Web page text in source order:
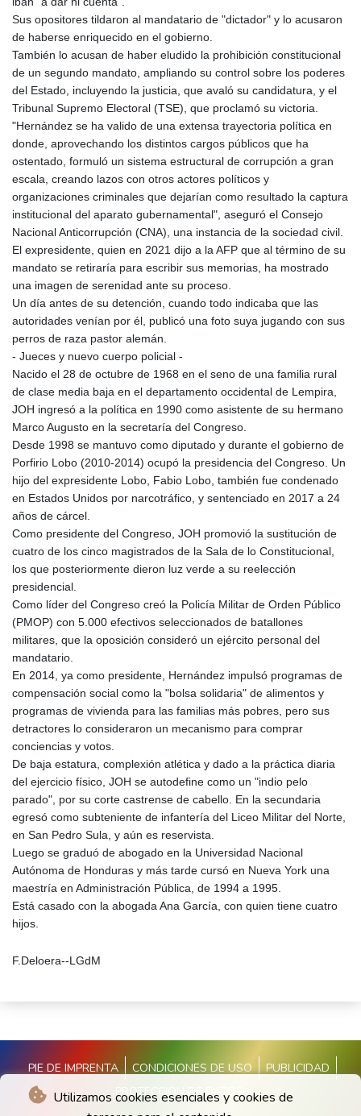
Utilizamos cookies esenciales y cookies de
Sus opositores tildaron al mandatario de "dictador" y lo acusaron
de haberse enriquecido en el gobierno.
También lo acusan de haber eludido la prohibición constitucional
de un segundo mandato, ampliando su control sobre los poderes
del Estado, incluyendo la justicia, que avaló su candidatura, y el
Tribunal Supremo Electoral (TSE), que proclamó su victoria.
"Hernández se ha valido de una extensa trayectoria política en
donde, aprovechando los distintos cargos públicos que ha
ostentado, formuló un sistema estructural de corrupción a gran
escala, creando lazos con otros actores políticos y
organizaciones criminales que dejarían como resultado la captura
institucional del aparato gubernamental", aseguró el Consejo
Nacional Anticorrupción (CNA), una instancia de la sociedad civil.
El expresidente, quien en 2021 dijo a la AFP que al término de su
mandato se retiraría para escribir sus memorias, ha mostrado
una imagen de serenidad ante su proceso.
Un día antes de su detención, cuando todo indicaba que las
autoridades venían por él, publicó una foto suya jugando con sus
perros de raza pastor alemán.
- Jueces y nuevo cuerpo policial -
Nacido el 28 de octubre de 1968 en el seno de una familia rural
de clase media baja en el departamento occidental de Lempira,
JOH ingresó a la política en 1990 como asistente de su hermano
Marco Augusto en la secretaría del Congreso.
Desde 1998 se mantuvo como diputado y durante el gobierno de
Porfirio Lobo (2010-2014) ocupó la presidencia del Congreso. Un
hijo del expresidente Lobo, Fabio Lobo, también fue condenado
en Estados Unidos por narcotráfico, y sentenciado en 2017 a 24
años de cárcel.
Como presidente del Congreso, JOH promovió la sustitución de
cuatro de los cinco magistrados de la Sala de lo Constitucional,
los que posteriormente dieron luz verde a su reelección
presidencial.
Como líder del Congreso creó la Policía Militar de Orden Público
(PMOP) con 5.000 efectivos seleccionados de batallones
militares, que la oposición consideró un ejército personal del
mandatario.
En 2014, ya como presidente, Hernández impulsó programas de
compensación social como la "bolsa solidaria" de alimentos y
programas de vivienda para las familias más pobres, pero sus
detractores lo consideraron un mecanismo para comprar
conciencias y votos.
De baja estatura, complexión atlética y dado a la práctica diaria
del ejercicio físico, JOH se autodefine como un "indio pelo
parado", por su corte castrense de cabello. En la secundaria
egresó como subteniente de infantería del Liceo Militar del Norte,
en San Pedro Sula, y aún es reservista.
Luego se graduó de abogado en la Universidad Nacional
Autónoma de Honduras y más tarde cursó en Nueva York una
maestría en Administración Pública, de 1994 a 1995.
Está casado con la abogada Ana García, con quien tiene cuatro
hijos.
F.Deloera--LGdM
PIE DE IMPRENTA CONDICIONES DE USO
PUBLICIDAD
PROTECCIÓN DE DATOS